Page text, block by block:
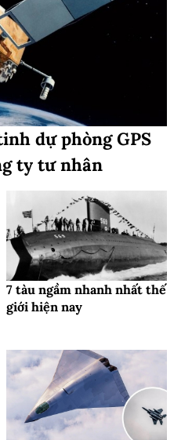
dự phòng GPS
ty tư nhân
7 tàu ngầm nhanh nhất thế
giới hiện nay